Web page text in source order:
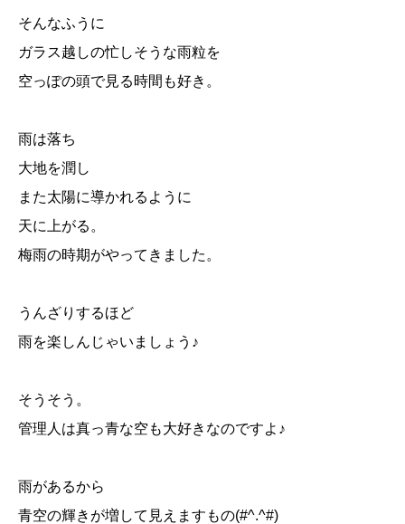
そんなふうに
ガラス越しの忙しそうな雨粒を
空っぽの頭で見る時間も好き。
雨は落ち
大地を潤し
また太陽に導かれるように
天に上がる。
梅雨の時期がやってきました。
うんざりするほど
雨を楽しんじゃいましょう♪
そうそう。
管理人は真っ青な空も大好きなのですよ♪
雨があるから
青空の輝きが増して見えますもの(#^.^#)